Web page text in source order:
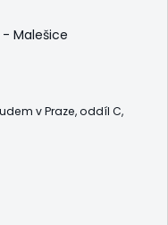
- Malešice
v Praze, oddíl C,